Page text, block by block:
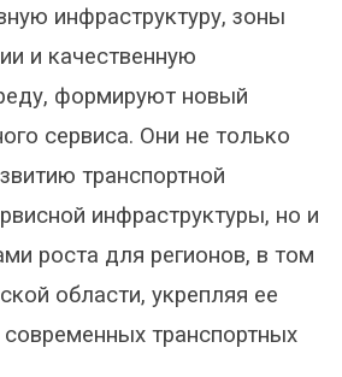
инфраструктуру, зоны
и качественную
формируют новый
сервиса. Они не только
транспортной
инфраструктуры, но и
роста для регионов, в том
области, укрепляя ее
современных транспортных